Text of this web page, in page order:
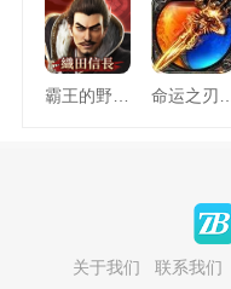
关于我们 联系我们